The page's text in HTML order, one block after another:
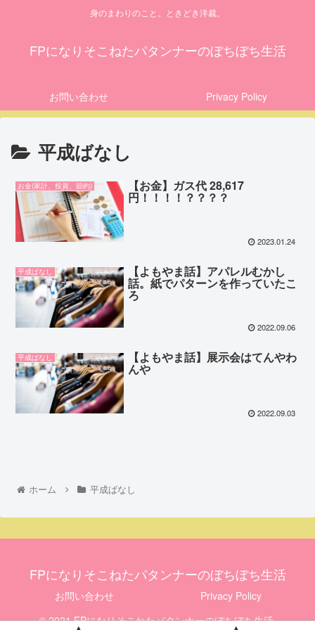
身のまわりのこと。ときどき洋裁。
FPになりそこねたパタンナーのぼちぼち生活
お問い合わせ Privacy Policy
平成ばなし
お金(家計、投資、節約) 【お金】ガス代 28,617
円！！！！？？？？
2023.01.24
平成ばなし 【よもやま話】アパレルむかし
話。紙でパターンを作っていたこ
ろ
2022.09.06
平成ばなし 【よもやま話】展示会はてんやわ
んや
2022.09.03
ホーム 平成ばなし
FPになりそこねたパタンナーのぼちぼち生活
お問い合わせ
Privacy Policy
© 2021 FPになりそこねたパタンナーのぼちぼち生活.